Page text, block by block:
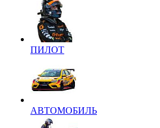
ПИЛОТ
АВТОМОБИЛЬ